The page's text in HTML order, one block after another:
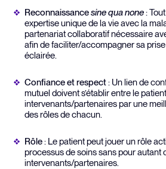
Reconnaissancesine qua none:
expertise unique de la vie avec la
partenariat collaboratif nécessaire
afin de faciliter/accompagner sa
éclairée.
Confiance et respect: Un lien de
mutuel doivent s’établir entre le
intervenants/partenaires par une
des rôles de chacun.
Rôle: Le patient peut jouer un rôle
processus de soins sans pour autant
intervenants/partenaires.